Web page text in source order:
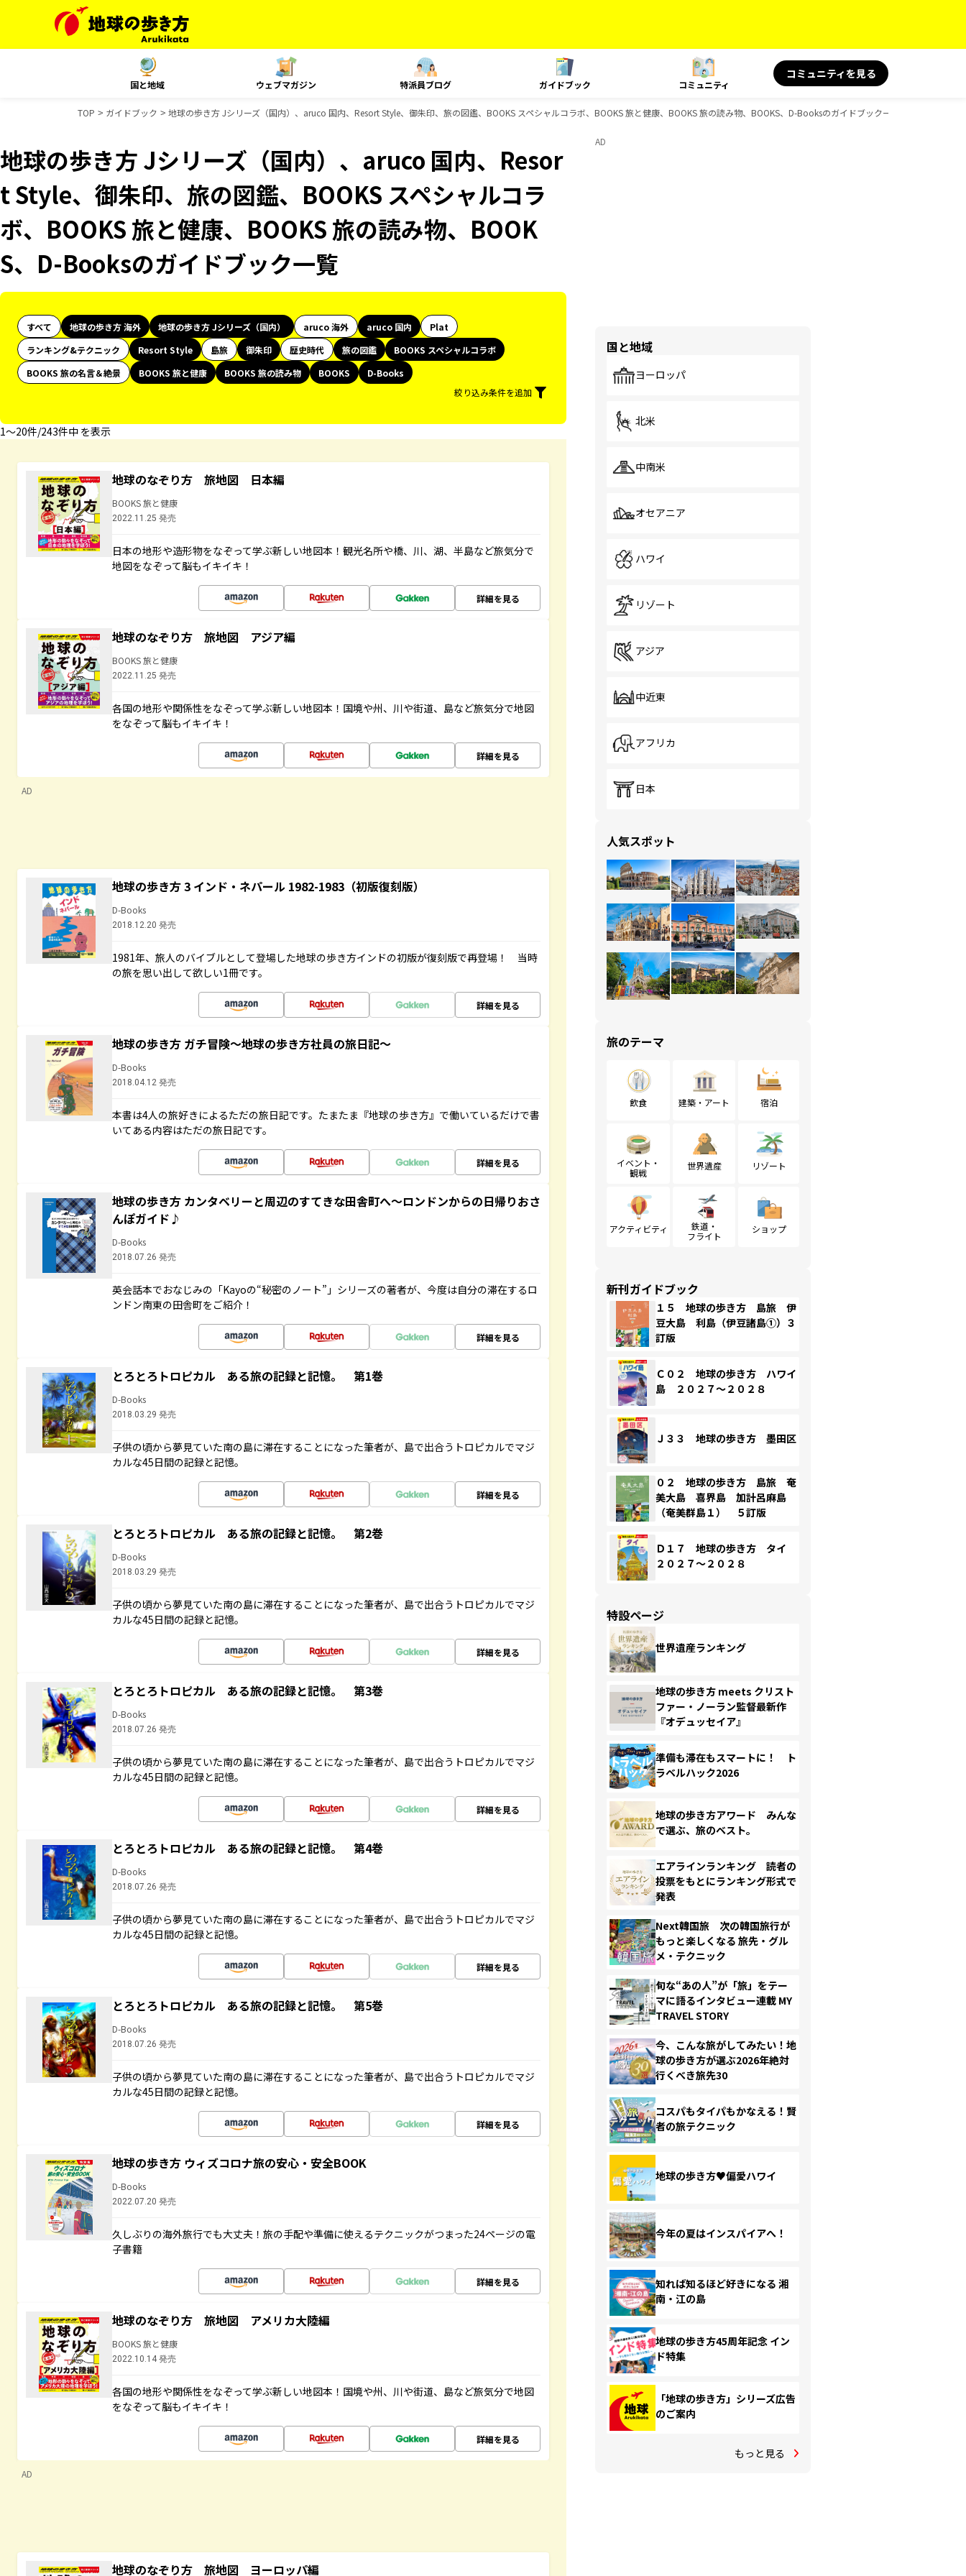
国と地域 ウェブマガジン 特派員ブログ ガイドブック コミュニティ
コミュニティを見る
TOP ガイドブック 地球の歩き方 Jシリーズ（国内）、aruco 国内、Resort Style、御朱印、旅の図鑑、BOOKS スペシャルコラボ、BOOKS 旅と健康、BOOKS 旅の読み物、BOOKS、D-Booksのガイドブック一覧
地球の歩き方 Jシリーズ（国内）、aruco 国内、Resor
t Style、御朱印、旅の図鑑、BOOKS スペシャルコラ
ボ、BOOKS 旅と健康、BOOKS 旅の読み物、BOOK
S、D-Booksのガイドブック一覧
すべて 地球の歩き方 海外 地球の歩き方 Jシリーズ（国内） aruco 海外 aruco 国内
Plat
ランキング&テクニック
Resort Style 島旅 御朱印 歴史時代 旅の図鑑
BOOKS スペシャルコラボ
BOOKS 旅の名言＆絶景
BOOKS 旅と健康 BOOKS 旅の読み物 BOOKS
D-Books
絞り込み条件を追加
1〜20件/243件中 を表示
地球のなぞり方 旅地図 日本編
BOOKS 旅と健康
2022.11.25 発売
日本の地形や造形物をなぞって学ぶ新しい地図本！観光名所や橋、川、湖、半島など旅気分で
地図をなぞって脳もイキイキ！
詳細を見る
地球のなぞり方 旅地図 アジア編
BOOKS 旅と健康
2022.11.25 発売
各国の地形や関係性をなぞって学ぶ新しい地図本！国境や州、川や街道、島など旅気分で地図
をなぞって脳もイキイキ！
詳細を見る
AD
地球の歩き方 3 インド・ネパール 1982-1983（初版復刻版）
D-Books
2018.12.20 発売
1981年、旅人のバイブルとして登場した地球の歩き方インドの初版が復刻版で再登場！ 当時
の旅を思い出して欲しい1冊です。
詳細を見る
地球の歩き方 ガチ冒険～地球の歩き方社員の旅日記～
D-Books
2018.04.12 発売
本書は4人の旅好きによるただの旅日記です。たまたま『地球の歩き方』で働いているだけで書
いてある内容はただの旅日記です。
詳細を見る
地球の歩き方 カンタベリーと周辺のすてきな田舎町へ～ロンドンからの日帰りおさ
んぽガイド♪
D-Books
2018.07.26 発売
英会話本でおなじみの「Kayoの“秘密のノート”」シリーズの著者が、今度は自分の滞在するロ
ンドン南東の田舎町をご紹介！
詳細を見る
とろとろトロピカル ある旅の記録と記憶。 第1巻
D-Books
2018.03.29 発売
子供の頃から夢見ていた南の島に滞在することになった筆者が、島で出合うトロピカルでマジ
カルな45日間の記録と記憶。
詳細を見る
とろとろトロピカル ある旅の記録と記憶。 第2巻
D-Books
2018.03.29 発売
子供の頃から夢見ていた南の島に滞在することになった筆者が、島で出合うトロピカルでマジ
カルな45日間の記録と記憶。
詳細を見る
とろとろトロピカル ある旅の記録と記憶。 第3巻
D-Books
2018.07.26 発売
子供の頃から夢見ていた南の島に滞在することになった筆者が、島で出合うトロピカルでマジ
カルな45日間の記録と記憶。
詳細を見る
とろとろトロピカル ある旅の記録と記憶。 第4巻
D-Books
2018.07.26 発売
子供の頃から夢見ていた南の島に滞在することになった筆者が、島で出合うトロピカルでマジ
カルな45日間の記録と記憶。
詳細を見る
とろとろトロピカル ある旅の記録と記憶。 第5巻
D-Books
2018.07.26 発売
子供の頃から夢見ていた南の島に滞在することになった筆者が、島で出合うトロピカルでマジ
カルな45日間の記録と記憶。
詳細を見る
地球の歩き方 ウィズコロナ旅の安心・安全BOOK
D-Books
2022.07.20 発売
久しぶりの海外旅行でも大丈夫！旅の手配や準備に使えるテクニックがつまった24ページの電
子書籍
詳細を見る
地球のなぞり方 旅地図 アメリカ大陸編
BOOKS 旅と健康
2022.10.14 発売
各国の地形や関係性をなぞって学ぶ新しい地図本！国境や州、川や街道、島など旅気分で地図
をなぞって脳もイキイキ！
詳細を見る
AD
地球のなぞり方 旅地図 ヨーロッパ編
AD
国と地域
ヨーロッパ
北米
中南米
オセアニア
ハワイ
リゾート
アジア
中近東
アフリカ
日本
人気スポット
旅のテーマ
飲食 建築・アート 宿泊
イベント・
観戦
世界遺産 リゾート
アクティビティ
鉄道・
フライト
ショップ
新刊ガイドブック
１５ 地球の歩き方 島旅 伊
豆大島 利島（伊豆諸島①）３
訂版
Ｃ０２ 地球の歩き方 ハワイ
島 ２０２７～２０２８
Ｊ３３ 地球の歩き方 墨田区
０２ 地球の歩き方 島旅 奄
美大島 喜界島 加計呂麻島
（奄美群島１） ５訂版
Ｄ１７ 地球の歩き方 タイ
２０２７～２０２８
特設ページ
世界遺産ランキング
地球の歩き方 meets クリスト
ファー・ノーラン監督最新作
『オデュッセイア』
準備も滞在もスマートに！ ト
ラベルハック2026
地球の歩き方アワード みんな
で選ぶ、旅のベスト。
エアラインランキング 読者の
投票をもとにランキング形式で
発表
Next韓国旅 次の韓国旅行が
もっと楽しくなる 旅先・グル
メ・テクニック
旬な“あの人”が「旅」をテー
マに語るインタビュー連載 MY
TRAVEL STORY
今、こんな旅がしてみたい！地
球の歩き方が選ぶ2026年絶対
行くべき旅先30
コスパもタイパもかなえる！賢
者の旅テクニック
地球の歩き方♥偏愛ハワイ
今年の夏はインスパイアへ！
知れば知るほど好きになる 湘
南・江の島
地球の歩き方45周年記念 イン
ド特集
「地球の歩き方」シリーズ広告
のご案内
もっと見る